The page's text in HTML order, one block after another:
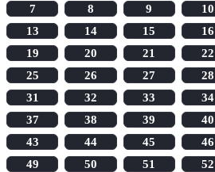
7
8 9 10
13
14 15 16
19
20 21 22
25
26 27 28
31
32 33 34
37
38 39 40
43
44 45 46
49
50 51 52